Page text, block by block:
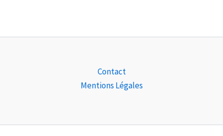
Contact
Mentions Légales